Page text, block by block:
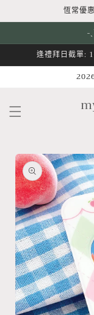
恆常優
逢禮拜日截單:
略過產
品資訊